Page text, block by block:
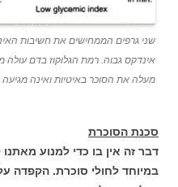
שני גרפים הממחישים את חשיבות
אינדקס גבוה. רמת הגלוקוז בדם עולה
מעלה את הסוכר באיטיות ואינה מגיעה
סכנת הסוכרת
דבר זה אין בו כדי למנוע
במיוחד לחולי סוכרת. הקפדה